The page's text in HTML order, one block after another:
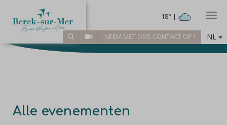
18° |
NEEM MET ONS CONTACT OP ! NL
Alle evenementen